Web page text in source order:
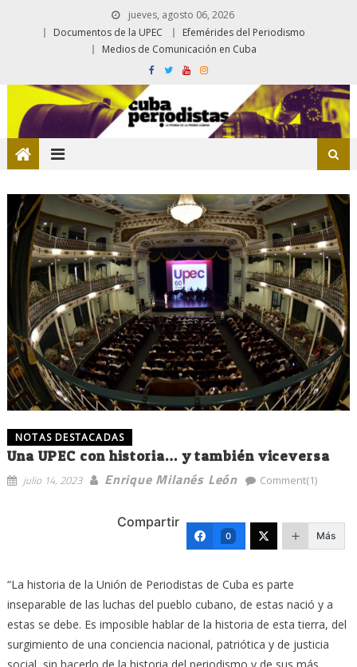
jueves, agosto 06, 2026
Documentos de la UPEC
Efemérides del Periodismo
Medios de Comunicación en Cuba
NOTAS DESTACADAS
Una UPEC con historia… y también viceversa
julio 14, 2023 Enrique Milanés León Comment(1)
Compartir
0 Más
“La historia de la Unión de Periodistas de Cuba es parte
inseparable de las luchas del pueblo cubano, de estas nació y a
estas se debe. Es imposible hablar de la historia de esta tierra, del
surgimiento de una conciencia nacional, patriótica y de justicia
social, sin hacerlo de la historia del periodismo y de sus más